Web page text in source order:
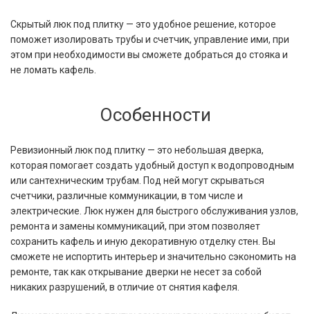
Скрытый люк под плитку — это удобное решение, которое
поможет изолировать трубы и счетчик, управление ими, при
этом при необходимости вы сможете добраться до стояка и
не ломать кафель.
Особенности
Ревизионный люк под плитку — это небольшая дверка,
которая помогает создать удобный доступ к водопроводным
или сантехническим трубам. Под ней могут скрываться
счетчики, различные коммуникации, в том числе и
электрические. Люк нужен для быстрого обслуживания узлов,
ремонта и замены коммуникаций, при этом позволяет
сохранить кафель и иную декоративную отделку стен. Вы
сможете не испортить интерьер и значительно сэкономить на
ремонте, так как открывание дверки не несет за собой
никаких разрушений, в отличие от снятия кафеля.